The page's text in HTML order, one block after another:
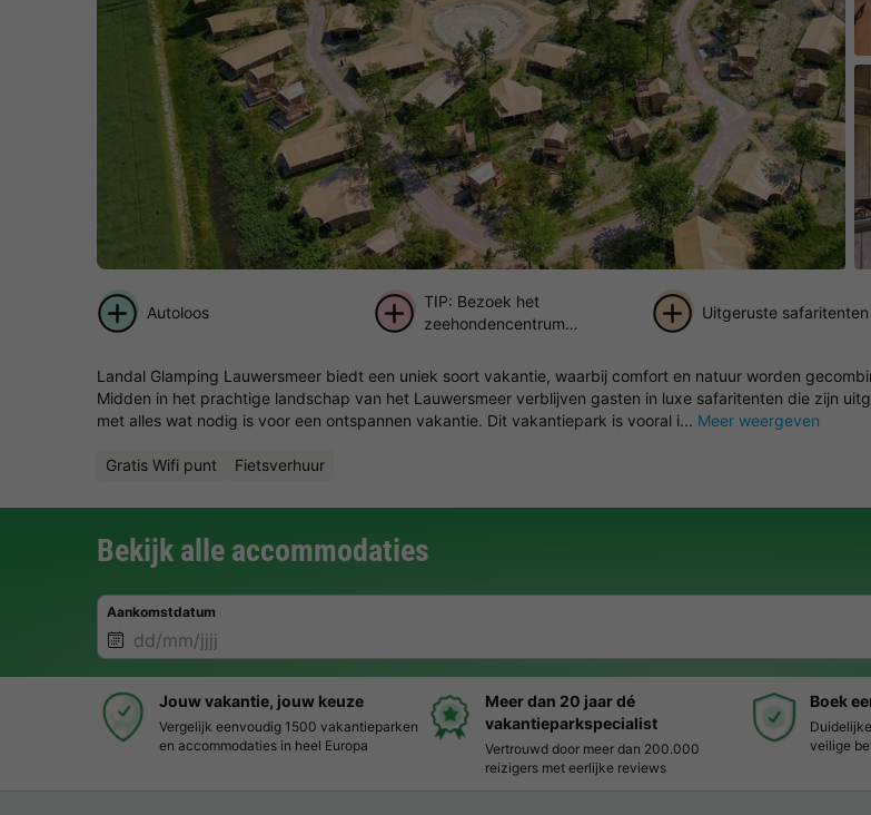
Autoloos
TIP: Bezoek het
zeehondencentrum
Uitgeruste safaritenten
Landal Glamping Lauwersmeer biedt een uniek soort vakantie, waarbij comfort en natuur worden
Midden in het prachtige landschap van het Lauwersmeer verblijven gasten in luxe safaritenten die zijn
met alles wat nodig is voor een ontspannen vakantie. Dit vakantiepark is vooral i... Meer weergeven
Gratis Wifi punt Fietsverhuur
Bekijk alle accommodaties
Aankomstdatum
Jouw vakantie, jouw keuze
Vergelijk eenvoudig 1500 vakantieparken
en accommodaties in heel Europa
Meer dan 20 jaar dé
vakantieparkspecialist
Vertrouwd door meer dan 200.000
reizigers met eerlijke reviews
Boek
veilige